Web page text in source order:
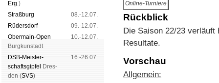
Erg.)
Straß­burg
08.-12.07.
Rüders­dorf
09.-12.07.
Ober­main-Open
Burg­kun­stadt
10.-12.07.
DSB-Meister­
schafts­gipfel
Dres­
den (SVS)
16.-26.07.
Online-Turniere
Rückblick
Die Saison 22/23
Resultate.
Vorschau
Allgemein: